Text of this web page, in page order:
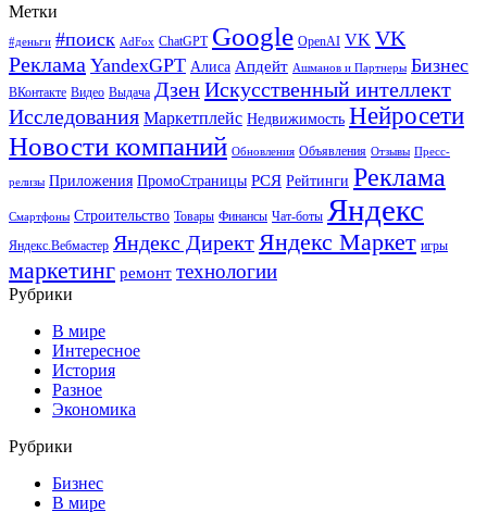
Метки
#деньги #поиск AdFox ChatGPT Google OpenAI VK VK
Реклама YandexGPT Алиса Апдейт Ашманов и Партнеры Бизнес
ВКонтакте Видео Выдача ДзенИскусственный интеллект
Исследования Маркетплейс Недвижимость Нейросети
Новости компаний Обновления Объявления Отзывы Пресс-
релизы Приложения ПромоСтраницы РСЯ Рейтинги Реклама
Смартфоны Строительство Товары Финансы Чат-боты Яндекс
Яндекс.Вебмастер Яндекс Директ Яндекс Маркет игры
маркетинг ремонт технологии
Рубрики
В мире
Интересное
История
Разное
Экономика
Рубрики
Бизнес
В мире